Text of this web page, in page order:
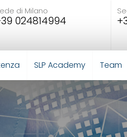
di Milano
024814994
SLP Academy Team